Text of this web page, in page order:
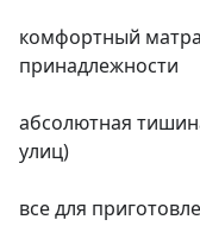
комфортный
принадлежности
абсолютная
улиц)
все для